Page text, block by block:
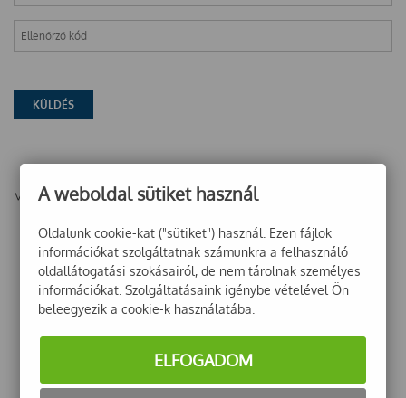
Még nincsenek vélemények ehhez a termékhez!
A weboldal sütiket használ
Oldalunk cookie-kat ("sütiket") használ. Ezen fájlok
információkat szolgáltatnak számunkra a felhasználó
oldallátogatási szokásairól, de nem tárolnak személyes
információkat. Szolgáltatásaink igénybe vételével Ön
beleegyezik a cookie-k használatába.
ELFOGADOM